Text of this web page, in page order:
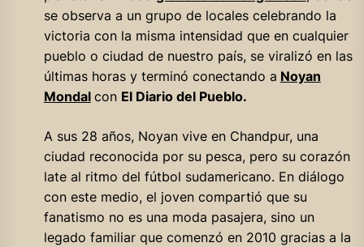
se observa a un grupo de locales celebrando la
victoria con la misma intensidad que en cualquier
pueblo o ciudad de nuestro país, se viralizó en las
últimas horas y terminó conectando a Noyan
Mondal con El Diario del Pueblo.
A sus 28 años, Noyan vive en Chandpur, una
ciudad reconocida por su pesca, pero su corazón
late al ritmo del fútbol sudamericano. En diálogo
con este medio, el joven compartió que su
fanatismo no es una moda pasajera, sino un
legado familiar que comenzó en 2010 gracias a la